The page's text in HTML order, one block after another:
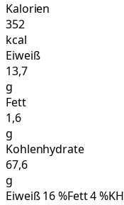
Kalorien
352
kcal
Eiweiß
13,7
g
Fett
1,6
g
Kohlenhydrate
67,6
g
Eiweiß16%Fett4%KH